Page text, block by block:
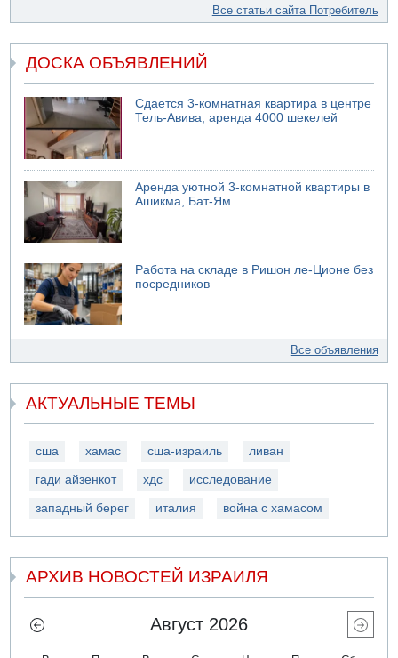
Все статьи сайта Потребитель
ДОСКА ОБЪЯВЛЕНИЙ
Сдается 3-комнатная квартира в центре
Тель-Авива, аренда 4000 шекелей
Аренда уютной 3-комнатной квартиры в
Ашикма, Бат-Ям
Работа на складе в Ришон ле-Ционе без
посредников
Все объявления
АКТУАЛЬНЫЕ ТЕМЫ
сша хамас сша-израиль ливан
гади айзенкот хдс исследование
западный берег италия война с хамасом
АРХИВ НОВОСТЕЙ ИЗРАИЛЯ
Август 2026